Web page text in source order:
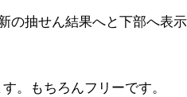
の抽せん結果へと下部へ表
。もちろんフリーです。